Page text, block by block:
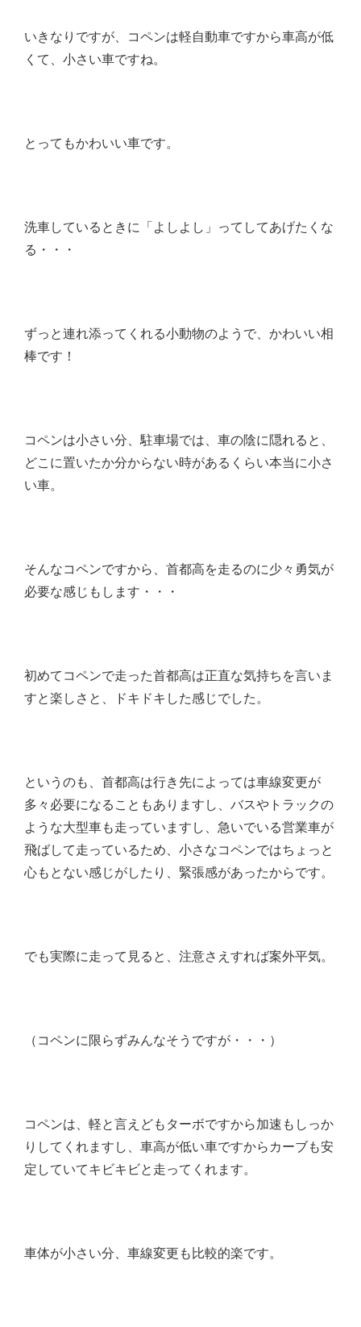
いきなりですが、コペンは軽自動車ですから車高が低
くて、小さい車ですね。
とってもかわいい車です。
洗車しているときに「よしよし」ってしてあげたくな
る・・・
ずっと連れ添ってくれる小動物のようで、かわいい相
棒です！
コペンは小さい分、駐車場では、車の陰に隠れると、
どこに置いたか分からない時があるくらい本当に小さ
い車。
そんなコペンですから、首都高を走るのに少々勇気が
必要な感じもします・・・
初めてコペンで走った首都高は正直な気持ちを言いま
すと楽しさと、ドキドキした感じでした。
というのも、首都高は行き先によっては車線変更が
多々必要になることもありますし、バスやトラックの
ような大型車も走っていますし、急いでいる営業車が
飛ばして走っているため、小さなコペンではちょっと
心もとない感じがしたり、緊張感があったからです。
でも実際に走って見ると、注意さえすれば案外平気。
（コペンに限らずみんなそうですが・・・）
コペンは、軽と言えどもターボですから加速もしっか
りしてくれますし、車高が低い車ですからカーブも安
定していてキビキビと走ってくれます。
車体が小さい分、車線変更も比較的楽です。